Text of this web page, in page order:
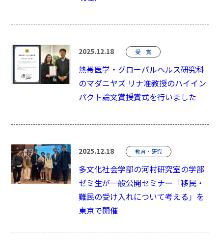
2025.12.18 受 賞
熱帯医学・グローバルヘルス研究科
のマダニヤズ リナ准教授のハイイン
パクト論文賞授賞式を行いました
2025.12.18 教育・研究
多文化社会学部の河村研究室の学部
ゼミ生が一般公開セミナー「移民・
難民の受け入れについて考える」を
東京で開催